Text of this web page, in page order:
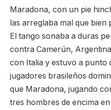
Maradona, con un pie
las arreglaba mal que
El tango sonaba a duras
contra Camerún,
con Italia y estuvo a punto
jugadores brasileños
que Maradona, jugando
tres hombres de encima